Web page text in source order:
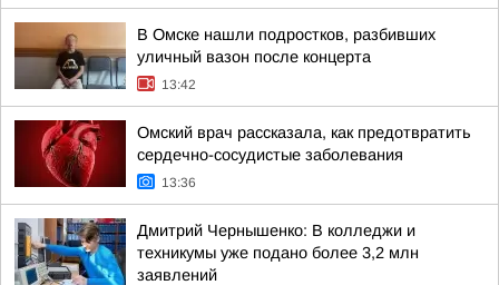
В Омске нашли подростков, разбивших
уличный вазон после концерта
13:42
Омский врач рассказала, как предотвратить
сердечно-сосудистые заболевания
13:36
Дмитрий Чернышенко: В колледжи и
техникумы уже подано более 3,2 млн
заявлений